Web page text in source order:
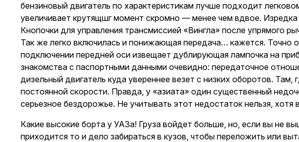
бензиновый двигатель по характеристикам лучше подходит
увеличивает крутящшг момент скромно — менее чем вдвое.
Кнопочки для управления трансмиссией «Вингла» после упрямого
Так же легко включилась и понижающая передача… кажется.
подключении передней оси извещает дублирующая лампочка на
знакомства с паспортными данными очевидно: передаточное
дизельный двигатель куда увереннее везет с низких оборотов.
постоянной скорости. Правда, у «азиата» один существенный
серьезное бездорожье. Не учитывать этот недостаток нельзя,
Какие высокие борта у УАЗа! Груза войдет больше, но, если вы не
приходится то и дело забираться в кузов, чтобы переложить или